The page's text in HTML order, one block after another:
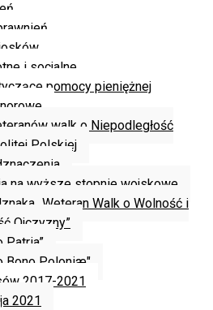
i socjalne
pomocy pieniężnej
walk o Niepodległość
Polskiej
na wyższe stopnie wojskowe
„Weteran Walk o Wolność i
Ojczyzny”
Patria”
Bono Poloniæ"
2017-2021
2021